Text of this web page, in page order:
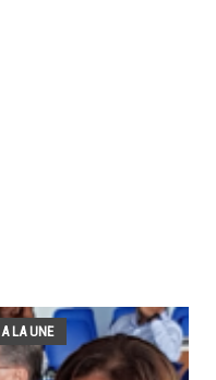
A LA UNE